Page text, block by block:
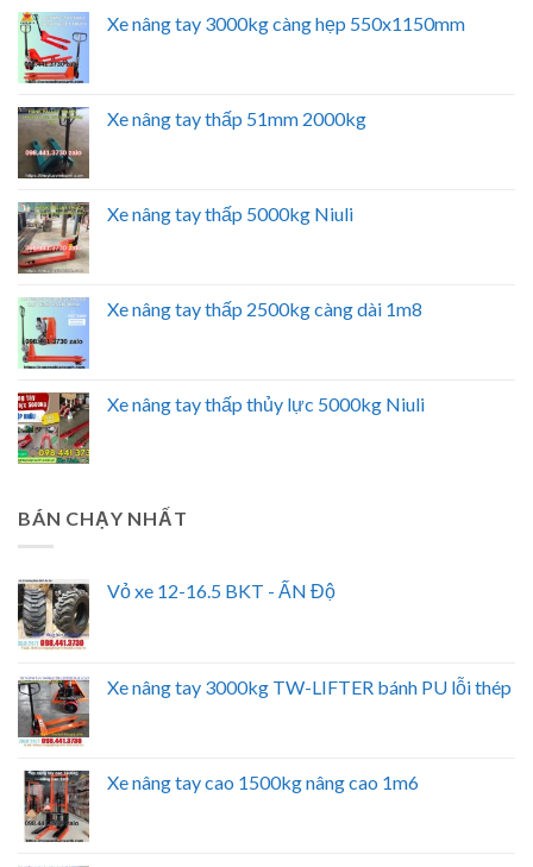
Xe nâng tay 3000kg càng hẹp 550x1150mm
Xe nâng tay thấp 51mm 2000kg
Xe nâng tay thấp 5000kg Niuli
Xe nâng tay thấp 2500kg càng dài 1m8
Xe nâng tay thấp thủy lực 5000kg Niuli
BÁN CHẠY NHẤT
Vỏ xe 12-16.5 BKT - ẤN Độ
Xe nâng tay 3000kg TW-LIFTER bánh PU lỗi thép
Xe nâng tay cao 1500kg nâng cao 1m6